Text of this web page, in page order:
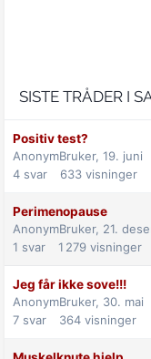
SISTE TRÅDER I
Positiv test?
AnonymBruker, 19. juni
4 svar 633 visninger
Perimenopause
AnonymBruker, 21.
1 svar 1 279 visninger
Jeg får ikke sove!!!
AnonymBruker, 30. mai
7 svar 364 visninger